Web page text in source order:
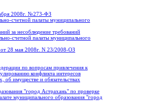
2008г. №273-ФЗ
счетной палаты муниципального
за несоблюдение требований
счетной палаты муниципального
от 28 мая 2008г. N 23/2008-ОЗ
по вопросам привлечения к
конфликта интересов
об имуществе и обязательствах
"город Астрахань" по проверке
муниципального образования "город